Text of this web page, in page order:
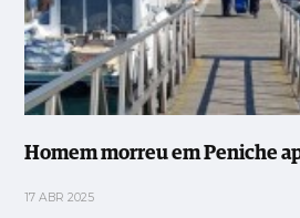
Homem morreu em Peniche
17 ABR 2025